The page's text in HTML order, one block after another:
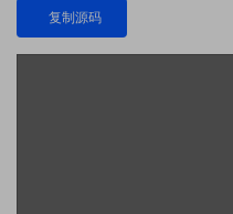
复制源码